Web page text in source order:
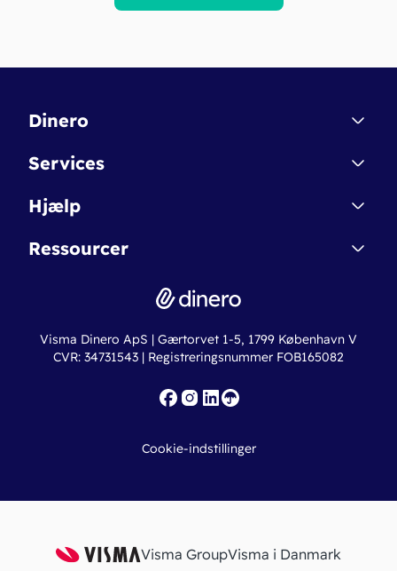
Dinero
Kontakt
Betingelser & Sikkerhed
Nye funktioner
Services
Dinero Starter
Dinero Pro
Erhvervslån
Fakturaskabeloner
Hjælp
Regnskabsordbogen
Online regnskabskurser
Ressourcer
Ny virksomhed
Iværksætterlegat
Visma Dinero ApS | Gærtorvet 1-5, 1799 København V
CVR: 34731543 | Registreringsnummer FOB165082
Cookie-indstillinger
Visma GroupVisma i Danmark